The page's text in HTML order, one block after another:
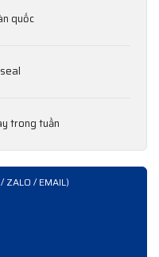
quốc
trong tuần
ZALO / EMAIL)